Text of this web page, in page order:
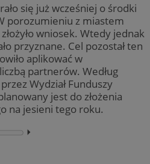
się już wcześniej o środki
porozumieniu z miastem
wniosek. Wtedy jednak
przyznane. Cel pozostał ten
aplikować w
partnerów. Według
Wydział Funduszy
jest do złożenia
na jesieni tego roku.
⏵︎